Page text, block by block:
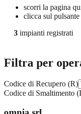
scorri la pagina
clicca sul
3 impianti registrati
Filtra per
Codice di Recupero (R)
Codice di Smaltimento